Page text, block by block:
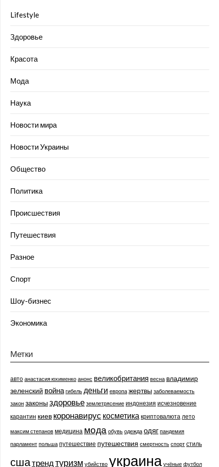
Lifestyle
Здоровье
Красота
Мода
Наука
Новости мира
Новости Украины
Общество
Политика
Происшествия
Путешествия
Разное
Спорт
Шоу-бизнес
Экономика
Метки
авто анастасия юхименко анонс великобритания весна владимир
зеленский война гибель деньги европа жертвы заболеваемость
закон законыздоровье землетрясение индонезия исчезновение
карантин киев коронавирус косметика криптовалюта лето
максим степанов медицина мода обувь одежда одяг пандемия
парламент польша путешествие путешествия смертность спорт стиль
сшатрендтуризм убийство украина учёные футбол